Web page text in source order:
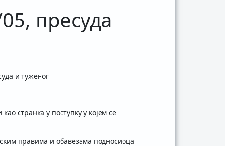
пресуда
и туженог
странка у поступку у којем се
правима и обавезама подносиоца